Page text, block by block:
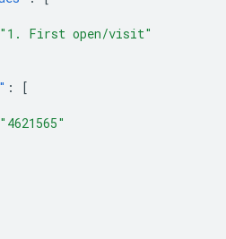
"1. First open/visit"
:
[
"4621565"